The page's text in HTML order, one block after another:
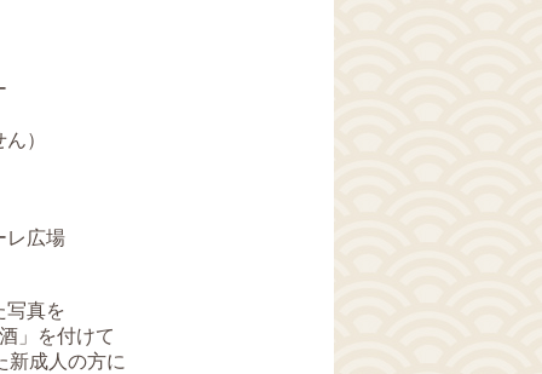
）
広場
写真を
」を付けて
成人の方に